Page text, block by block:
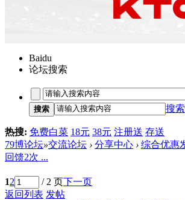
Baidu
论坛搜索
搜索 搜索
热搜: 免费白菜 18元 38元 注册送 存送
79博论坛»交流论坛 › 分享中心 › 综合优惠
回馈2次 ...
12 / 2 页下一页
返回列表 发帖